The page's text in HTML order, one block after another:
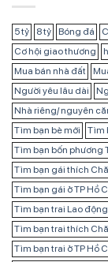
5 tỷ 8 tỷ Bóng đá
Cơ hội giao thương
Mua bán nhà đất
Người yêu lâu dài
Nhà riêng/ nguyên
Tìm bạn bè mới
Tìm
Tìm bạn bốn phương
Tìm bạn gái thích
Tìm bạn gái ở TP Hồ
Tìm bạn trai Lao
Tìm bạn trai thích
Tìm bạn trai ở TP Hồ